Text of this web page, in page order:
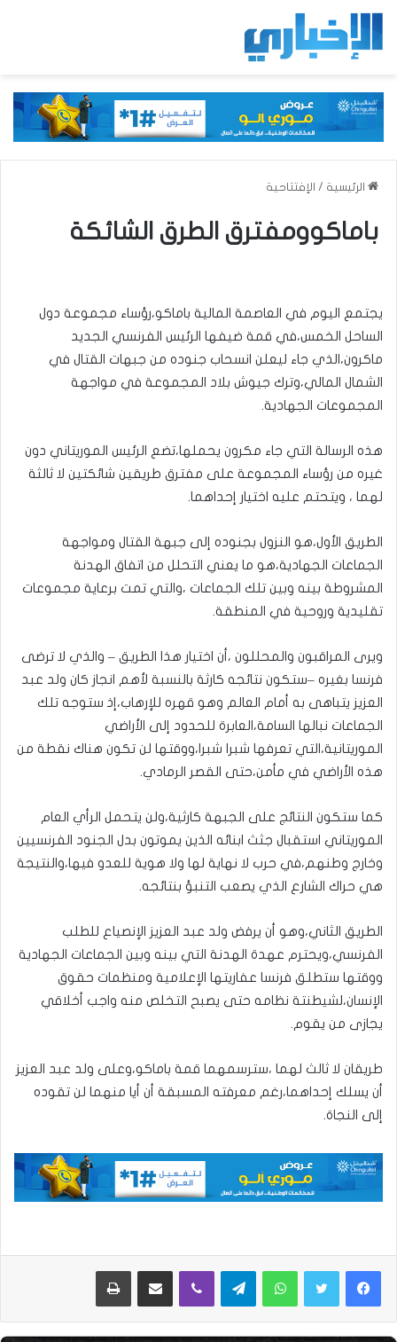
الرئيسية / الإفتتاحية
باماكوومفترق الطرق الشائكة
يجتمع اليوم في العاصمة المالية باماكو،رؤساء مجموعة دول
الساحل الخمس،في قمة ضيفها الرئيس الفرنسي الجديد
ماكرون،الذي جاء ليعلن انسحاب جنوده من جبهات القتال في
الشمال المالي،وترك جيوش بلاد المجموعة في مواجهة
المجموعات الجهادية.
هذه الرسالة التي جاء مكرون يحملها،تضع الرئيس الموريتاني دون
غيره من رؤساء المجموعة على مفترق طريقين شائكتين لا ثالثة
لهما ، ويتحتم عليه اختيار إحداهما.
الطريق الأول،هو النزول بجنوده إلى جبهة القتال ومواجهة
الجماعات الجهادية،هو ما يعني التحلل من اتفاق الهدنة
المشروطة بينه وبين تلك الجماعات ،والتي تمت برعاية مجموعات
تقليدية وروحية في المنطقة.
ويرى المراقبون والمحللون ،أن اختيار هذا الطريق – والذي لا ترضى
فرنسا بغيره –ستكون نتائجه كارثة بالنسبة لأهم انجاز كان ولد عبد
العزيز يتباهى به أمام العالم وهو قهره للإرهاب،إذ ستوجه تلك
الجماعات نبالها السامة،العابرة للحدود إلى الأراضي
الموريتانية،التي تعرفها شبرا شبرا،ووقتها لن تكون هناك نقطة من
هذه الأراضي في مأمن،حتى القصر الرمادي.
كما ستكون النتائج على الجبهة كارثية،ولن يتحمل الرأي العام
الموريتاني استقبال جثث ابنائه الذين يموتون بدل الجنود الفرنسيين
وخارج وطنهم،في حرب لا نهاية لها ولا هوية للعدو فيها،والنتيجة
هي حراك الشارع الذي يصعب التنبؤ بنتائجه.
الطريق الثاني،وهو أن يرفض ولد عبد العزيز الإنصياع للطلب
الفرنسي،ويحترم عهدة الهدنة التي بينه وبين الجماعات الجهادية
ووقتها ستطلق فرنسا عفاريتها الإعلامية ومنظمات حقوق
الإنسان،لشيطنتة نظامه حتى يصبح التخلص منه واجب أخلاقي
يجازى من يقوم.
طريقان لا ثالث لهما ،سترسمهما قمة باماكو،وعلى ولد عبد العزيز
أن يسلك إحداهما،رغم معرفته المسبقة أن أيا منهما لن تقوده
إلى النجاة.
واتساب تيلقرام ڤايبر مشاركة عبر البريد طباعة